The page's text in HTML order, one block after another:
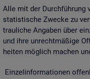
Alle mit der Durch­füh­rung
sta­tis­ti­sche Zwe­cke zu
trau­li­che An­ga­ben über
und ihre un­recht­mä­ßi­ge
hei­ten mög­lich ma­chen
Ein­zel­in­for­ma­tio­nen